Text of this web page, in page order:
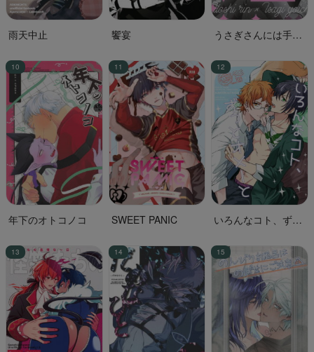
雨天中止 饗宴
うさぎさんには手を
年下のオトコノコ SWEET PANIC
いろんなコト、ずっ